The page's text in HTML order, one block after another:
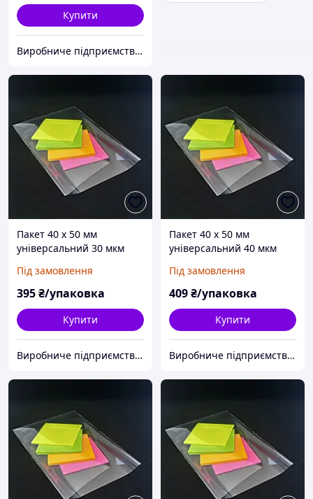
Купити
Виробниче підприємство "Аксіпласт"
Пакет 40 x 50 мм
універсальний 30 мкм
1000 шт
Під замовлення
395₴/упаковка
Купити
Виробниче підприємство "Аксіпласт"
Пакет 40 x 50 мм
універсальний 40 мкм
1000 шт
Під замовлення
409₴/упаковка
Купити
Виробниче підприємство "Аксіпласт"